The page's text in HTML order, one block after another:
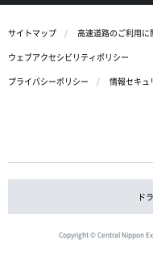
サイトマップ 高速道路のご利用に
ウェブアクセシビリティポリシー
プライバシーポリシー
情報セキュ
ド
Copyright © Central Nippon